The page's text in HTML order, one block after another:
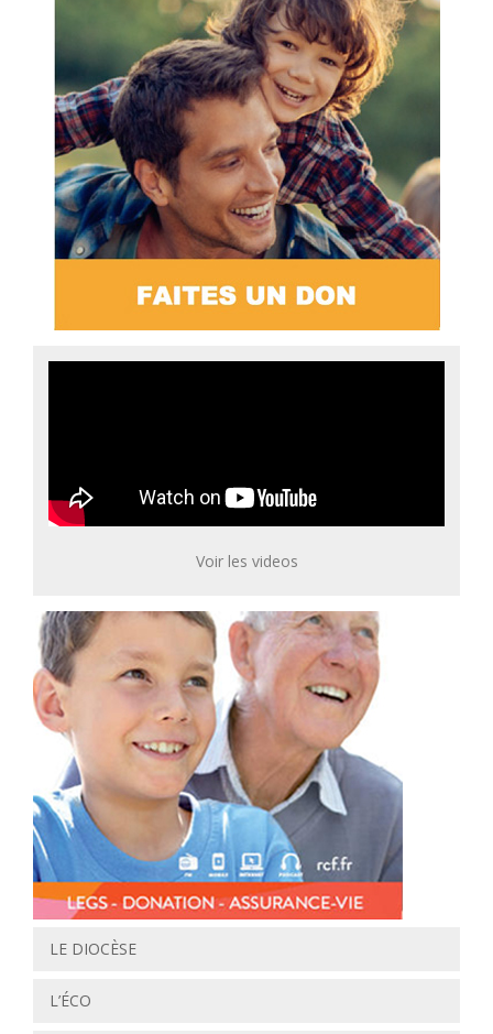
Voir les videos
LE DIOCÈSE
L’ÉCO